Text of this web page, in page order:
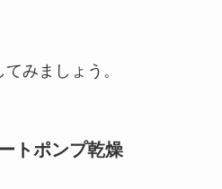
みましょう。
トポンプ乾燥